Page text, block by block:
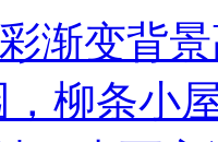
渐变背